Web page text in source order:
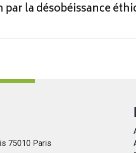
par la désobéissance
75010 Paris